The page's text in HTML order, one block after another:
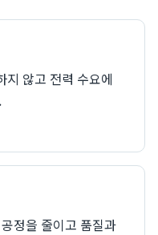
지 않고 전력 수요에
정을 줄이고 품질과